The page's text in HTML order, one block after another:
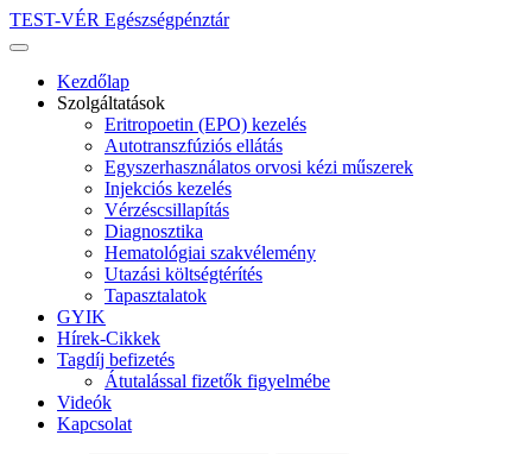
TEST-VÉR Egészségpénztár
Kezdőlap
Szolgáltatások
Eritropoetin (EPO) kezelés
Autotranszfúziós ellátás
Egyszerhasználatos orvosi kézi műszerek
Injekciós kezelés
Vérzéscsillapítás
Diagnosztika
Hematológiai szakvélemény
Utazási költségtérítés
Tapasztalatok
GYIK
Hírek-Cikkek
Tagdíj befizetés
Átutalással fizetők figyelmébe
Videók
Kapcsolat